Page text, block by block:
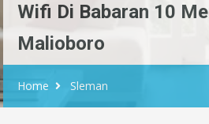
Wifi Di Babaran 10
Malioboro
Home Sleman